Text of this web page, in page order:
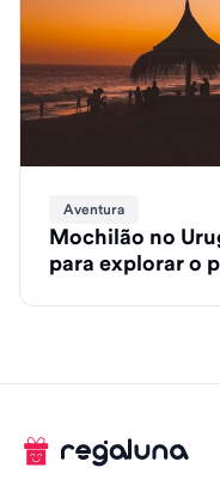
Aventura
Mochilão no
para explorar o